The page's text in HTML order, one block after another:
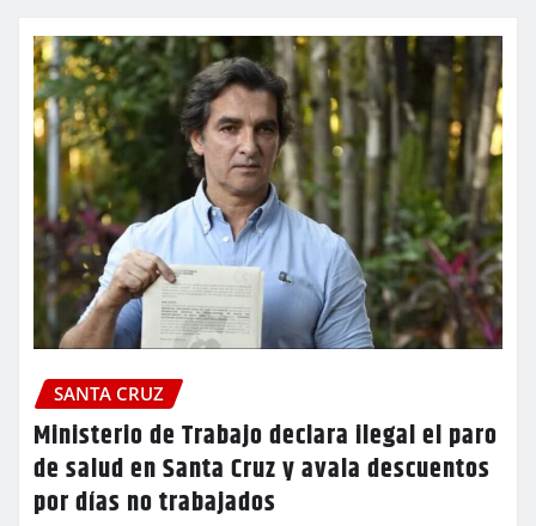
SANTA CRUZ
Ministerio de Trabajo declara ilegal el paro
de salud en Santa Cruz y avala descuentos
por días no trabajados